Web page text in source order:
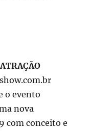
o evento
nova
com conceito e